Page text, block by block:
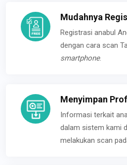
Mudahnya
Registrasi anabul
dengan cara scan
smartphone.
Menyimpan
Informasi terkait
dalam sistem kami
melakukan scan